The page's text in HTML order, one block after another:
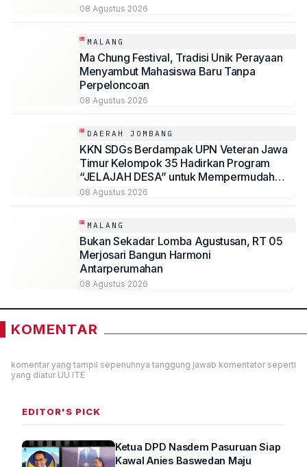
08 Agustus 2026
MALANG
Ma Chung Festival, Tradisi Unik Perayaan
Menyambut Mahasiswa Baru Tanpa
Perpeloncoan
08 Agustus 2026
DAERAH JOMBANG
KKN SDGs Berdampak UPN Veteran Jawa
Timur Kelompok 35 Hadirkan Program
“JELAJAH DESA” untuk Mempermudah
Akses Informasi Desa Sambirejo
08 Agustus 2026
MALANG
Bukan Sekadar Lomba Agustusan, RT 05
Merjosari Bangun Harmoni
Antarperumahan
08 Agustus 2026
KOMENTAR
komentar yang tampil sepenuhnya tanggung jawab komentator seperti
yang diatur UU ITE
EDITOR'S PICK
Ketua DPD Nasdem Pasuruan Siap
Kawal Anies Baswedan Maju